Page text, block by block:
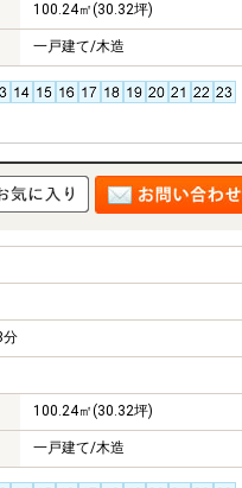
100.24㎡(30.32坪)
一戸建て/木造
100.24㎡(30.32坪)
一戸建て/木造